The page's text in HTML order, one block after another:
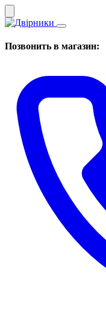
Позвонить в магазин: